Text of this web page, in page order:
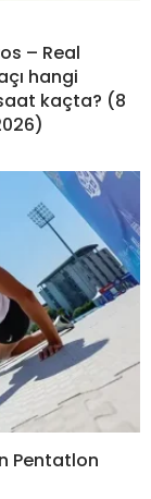
– Real
hangi
kaçta? (8
Pentatlon